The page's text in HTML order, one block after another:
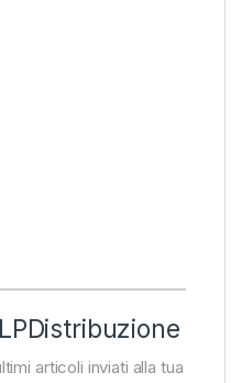
articoli inviati alla tua